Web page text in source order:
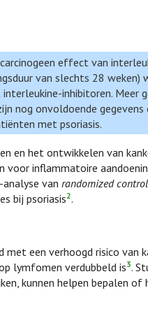
effect van
van slechts 28 weken)
inhibitoren. Meer
nog onvoldoende
met psoriasis.
en het ontwikkelen van
inflammatoire
van randomized
bij psoriasis2.
een verhoogd risico
lymfomen verdubbeld is3.
kunnen helpen bepalen of